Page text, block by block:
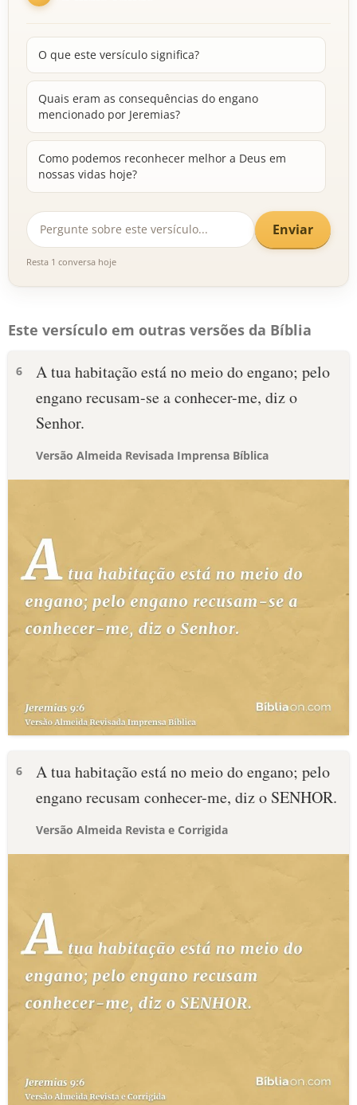
O que este versículo significa?
Quais eram as consequências do engano
mencionado por Jeremias?
Como podemos reconhecer melhor a Deus em
nossas vidas hoje?
Enviar
Resta 1 conversa hoje
Este versículo em outras versões da Bíblia
6
A tua habitação está no meio do engano; pelo
engano recusam-se a conhecer-me, diz o
Senhor.
Versão Almeida Revisada Imprensa Bíblica
6
A tua habitação está no meio do engano; pelo
engano recusam conhecer-me, diz o SENHOR.
Versão Almeida Revista e Corrigida